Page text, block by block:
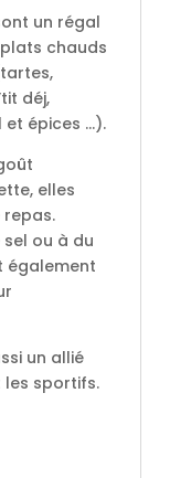
un régal
chauds
déj,
et épices …).
elles
ou à du
également
un allié
les sportifs.